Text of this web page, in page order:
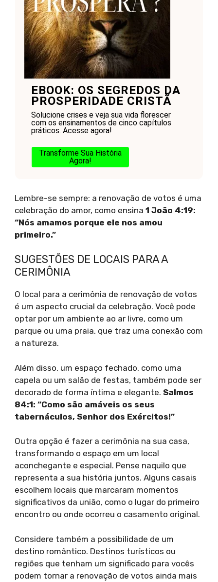
EBOOK: OS SEGREDOS DA
PROSPERIDADE CRISTÃ
Solucione crises e veja sua vida florescer
com os ensinamentos de cinco capítulos
práticos. Acesse agora!
Transforme Sua História
Agora!
Lembre-se sempre: a renovação de votos é uma
celebração do amor, como ensina 1 João 4:19:
“Nós amamos porque ele nos amou
primeiro.”
SUGESTÕES DE LOCAIS PARA A
CERIMÔNIA
O local para a cerimônia de renovação de votos
é um aspecto crucial da celebração. Você pode
optar por um ambiente ao ar livre, como um
parque ou uma praia, que traz uma conexão com
a natureza.
Além disso, um espaço fechado, como uma
capela ou um salão de festas, também pode ser
decorado de forma íntima e elegante. Salmos
84:1: “Como são amáveis os seus
tabernáculos, Senhor dos Exércitos!”
Outra opção é fazer a cerimônia na sua casa,
transformando o espaço em um local
aconchegante e especial. Pense naquilo que
representa a sua história juntos. Alguns casais
escolhem locais que marcaram momentos
significativos da união, como o lugar do primeiro
encontro ou onde ocorreu o casamento original.
Considere também a possibilidade de um
destino romântico. Destinos turísticos ou
regiões que tenham um significado para vocês
podem tornar a renovação de votos ainda mais